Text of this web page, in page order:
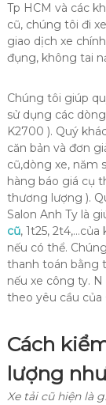
Tp HCM và các
cũ, chúng tôi đi
giao dịch xe
đụng, không tai
Chúng tôi giúp
sử dụng các dòng
K2700 ). Quý
căn bản và đơn
cũ,dòng xe, năm
hàng báo giá cụ
thương lượng ).
Salon Anh Ty là
cũ, 1t25,
nếu có thể.
thanh toán bằng
nếu xe công ty.
theo yêu cầu của
Cách
lượng
Xe tải cũ hiện là